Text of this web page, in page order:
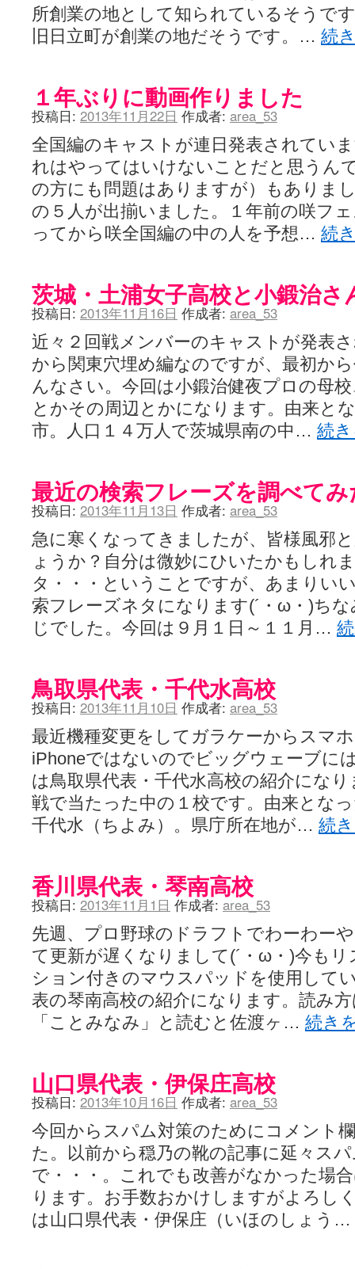
所創業の地として知られているそうで
旧日立町が創業の地だそうです。… 続
１年ぶりに動画作りました
投稿日: 2013年11月22日 作成者: area_53
全国編のキャストが連日発表されてい
れはやってはいけないことだと思うん
の方にも問題はありますが）もありま
の５人が出揃いました。１年前の咲フ
ってから咲全国編の中の人を予想… 続
茨城・土浦女子高校と小鍛治さ
投稿日: 2013年11月16日 作成者: area_53
近々２回戦メンバーのキャストが発表
から関東穴埋め編なのですが、最初か
んなさい。今回は小鍛治健夜プロの母
とかその周辺とかになります。由来と
市。人口１４万人で茨城県南の中… 続
最近の検索フレーズを調べて
投稿日: 2013年11月13日 作成者: area_53
急に寒くなってきましたが、皆様風邪
ょうか？自分は微妙にひいたかもしれ
タ・・・ということですが、あまりい
索フレーズネタになります(´・ω・)ち
じでした。今回は９月１日～１１月…
鳥取県代表・千代水高校
投稿日: 2013年11月10日 作成者: area_53
最近機種変更をしてガラケーからスマ
iPhoneではないのでビッグウェーブに
は鳥取県代表・千代水高校の紹介にな
戦で当たった中の１校です。由来とな
千代水（ちよみ）。県庁所在地が… 続
香川県代表・琴南高校
投稿日: 2013年11月1日 作成者: area_53
先週、プロ野球のドラフトでわーわー
て更新が遅くなりまして(´・ω・)今も
ション付きのマウスパッドを使用して
表の琴南高校の紹介になります。読み
「ことみなみ」と読むと佐渡ヶ… 続き
山口県代表・伊保庄高校
投稿日: 2013年10月16日 作成者: area_53
今回からスパム対策のためにコメント
た。以前から穏乃の靴の記事に延々ス
で・・・。これでも改善がなかった場
ります。お手数おかけしますがよろし
は山口県代表・伊保庄（いほのしょう…